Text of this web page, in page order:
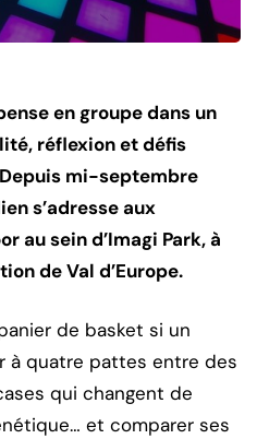
en groupe dans un
réflexion et défis
mi-septembre
s’adresse aux
au sein d’Imagi Park, à
de Val d’Europe.
de basket si un
à quatre pattes entre des
qui changent de
et comparer ses